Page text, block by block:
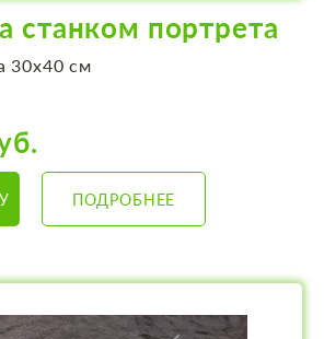
станком портрета
30х40 см
ПОДРОБНЕЕ